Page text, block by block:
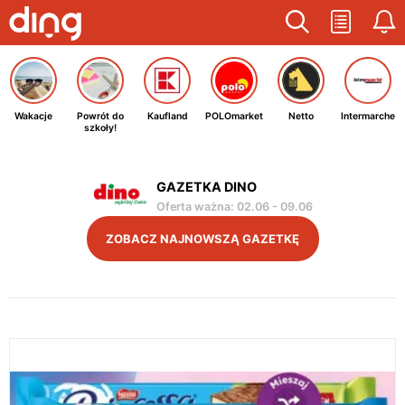
Wakacje
Powrót do
szkoły!
Kaufland POLOmarket Netto Intermarche
GAZETKA DINO
Oferta ważna: 02.06- 09.06
ZOBACZ NAJNOWSZĄ GAZETKĘ